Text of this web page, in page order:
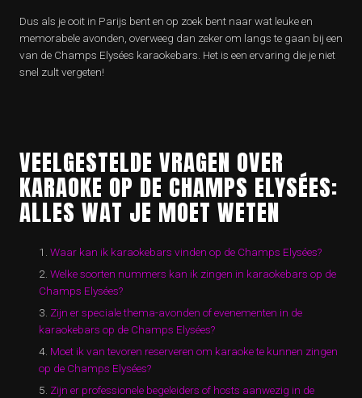
Dus als je ooit in Parijs bent en op zoek bent naar wat leuke en
memorabele avonden, overweeg dan zeker om langs te gaan bij een
van de Champs Elysées karaokebars. Het is een ervaring die je niet
snel zult vergeten!
VEELGESTELDE VRAGEN OVER
KARAOKE OP DE CHAMPS ELYSÉES:
ALLES WAT JE MOET WETEN
Waar kan ik karaokebars vinden op de Champs Elysées?
Welke soorten nummers kan ik zingen in karaokebars op de
Champs Elysées?
Zijn er speciale thema-avonden of evenementen in de
karaokebars op de Champs Elysées?
Moet ik van tevoren reserveren om karaoke te kunnen zingen
op de Champs Elysées?
Zijn er professionele begeleiders of hosts aanwezig in de